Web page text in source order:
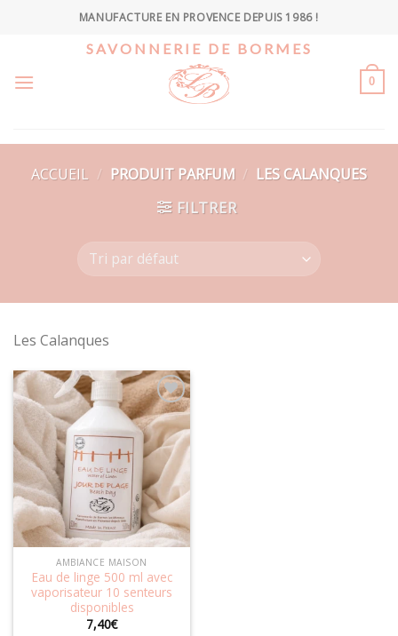
MANUFACTURE EN PROVENCE DEPUIS 1986 !
SAVONNERIE DE BORMES
0
ACCUEIL / PRODUIT PARFUM / LES CALANQUES
FILTRER
Les Calanques
Ajouter
à la
wishlist
AMBIANCE MAISON
Eau de linge 500 ml avec
vaporisateur 10 senteurs
disponibles
7,40€